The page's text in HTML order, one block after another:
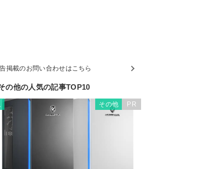
掲載のお問い合わせはこちら
の他の人気の記事TOP10
その他 PR